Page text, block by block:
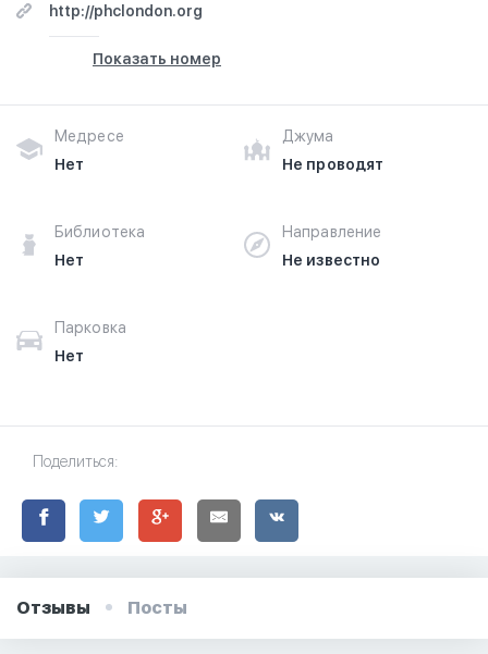
http://phclondon.org
Показать номер
Медресе
Нет
Джума
Не проводят
Библиотека
Нет
Направление
Не известно
Парковка
Нет
Поделиться:
Отзывы Посты